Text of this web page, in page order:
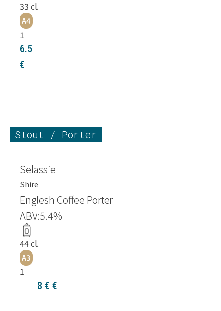
33 cl.
A4
1
6.5
€
Stout / Porter
Selassie
Shire
Englesh Coffee Porter
ABV:5.4%
44cl.
A3
1
8 € €